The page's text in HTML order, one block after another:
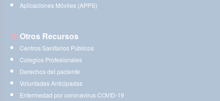
Aplicaciones Móviles (APPS)
Otros Recursos
Centros Sanitarios Públicos
Colegios Profesionales
Derechos del paciente
Voluntades Anticipadas
Enfermedad por coronavirus COVID-19